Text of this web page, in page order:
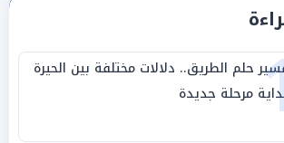
حلم الطريق.. دلالات مختلفة بين الحيرة
مرحلة جديدة